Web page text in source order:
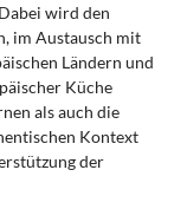
wird den
im Austausch mit
Ländern und
Küche
als auch die
Kontext
der